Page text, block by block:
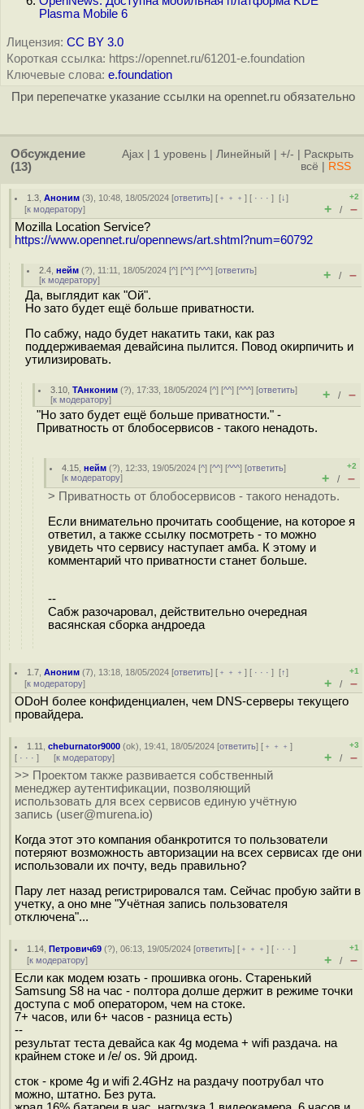
Plasma Mobile 6
Лицензия: CC BY 3.0
Короткая ссылка: https://opennet.ru/61201-e.foundation
Ключевые слова: e.foundation
При перепечатке указание ссылки на opennet.ru обязательно
Обсуждение
(13)
Ajax 1 уровень Линейный +/-
Раскрыть
всё
RSS
1.3 ,Аноним (3), 10:48, 18/05/2024 [ответить] [ ﹢﹢﹢] [ · · ·][↓]
[к модератору]
+2
+ / –
Mozilla Location Service?
https://www.opennet.ru/opennews/art.shtml?num=60792
2.4 ,нейм (?), 11:11, 18/05/2024 [^] [^^] [^^^] [ответить]
[к модератору] + / –
Да, выглядит как "Ой".
Но зато будет ещё больше приватности.
По сабжу, надо будет накатить таки, как раз
поддерживаемая девайсина пылится. Повод окирпичить и
утилизировать.
3.10 ,ТАнконим (?), 17:33, 18/05/2024 [^] [^^] [^^^] [ответить]
[к модератору] + / –
"Но зато будет ещё больше приватности." -
Приватность от блобосервисов - такого ненадоть.
4.15 ,нейм (?), 12:33, 19/05/2024 [^] [^^] [^^^] [ответить]
[к модератору]
+2
+ / –
> Приватность от блобосервисов - такого ненадоть.
Если внимательно прочитать сообщение, на которое я
ответил, а также ссылку посмотреть - то можно
увидеть что сервису наступает амба. К этому и
комментарий что приватности станет больше.
--
Сабж разочаровал, действительно очередная
васянская сборка андроеда
1.7 ,Аноним (7), 13:18, 18/05/2024 [ответить] [ ﹢﹢﹢] [ · · ·][↑]
[к модератору]
+1
+ / –
ODoH более конфиденциален, чем DNS-серверы текущего
провайдера.
1.11 ,cheburnator9000 (ok), 19:41, 18/05/2024 [ответить] [ ﹢﹢﹢]
[ · · · ] [к модератору]
+3
+ / –
>> Проектом также развивается собственный
менеджер аутентификации, позволяющий
использовать для всех сервисов единую учётную
запись (user@murena.io)
Когда этот это компания обанкротится то пользователи
потеряют возможность авторизации на всех сервисах где они
использовали их почту, ведь правильно?
Пару лет назад регистрировался там. Сейчас пробую зайти в
учетку, а оно мне "Учётная запись пользователя
отключена"...
1.14 ,Петрович69 (?), 06:13, 19/05/2024 [ответить] [ ﹢﹢﹢] [ · · ·]
[к модератору]
+1
+ / –
Если как модем юзать - прошивка огонь. Старенький
Samsung S8 на час - полтора долше держит в режиме точки
доступа с моб оператором, чем на стоке.
7+ часов, или 6+ часов - разница есть)
--
результат теста девайса как 4g модема + wifi раздача. на
крайнем стоке и /e/ os. 9й дроид.
сток - кроме 4g и wifi 2.4GHz на раздачу поотрубал что
можно, штатно. Без рута.